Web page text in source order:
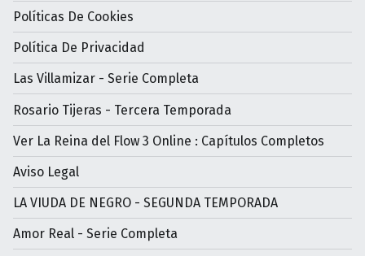
Políticas De Cookies
Política De Privacidad
Las Villamizar - Serie Completa
Rosario Tijeras - Tercera Temporada
Ver La Reina del Flow 3 Online : Capítulos Completos
Aviso Legal
LA VIUDA DE NEGRO - SEGUNDA TEMPORADA
Amor Real - Serie Completa